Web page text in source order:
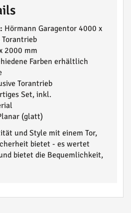
Hörmann Garagentor 4000 x
2000 mm
Farben erhältlich
Torantrieb
Set, inkl.
(glatt)
und Style mit einem Tor,
bietet - es wertet
bietet die Bequemlichkeit,